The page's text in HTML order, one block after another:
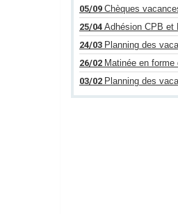
05/09 Chèques
25/04 Adhésion CPB et
24/03 Planning des
26/02 Matinée en
03/02 Planning des